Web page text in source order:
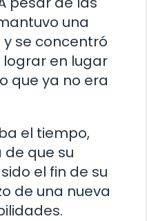
una
se concentró
en lugar
que ya no era
el tiempo,
de que su
el fin de su
de una nueva